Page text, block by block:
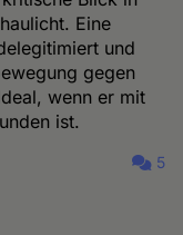
Eine
und
gegen
wenn er mit
ist.
5